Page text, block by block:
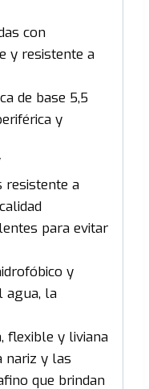
con
y resistente a
de base 5,5
y
resistente a
para evitar
y
agua, la
flexible y liviana
nariz y las
que brindan